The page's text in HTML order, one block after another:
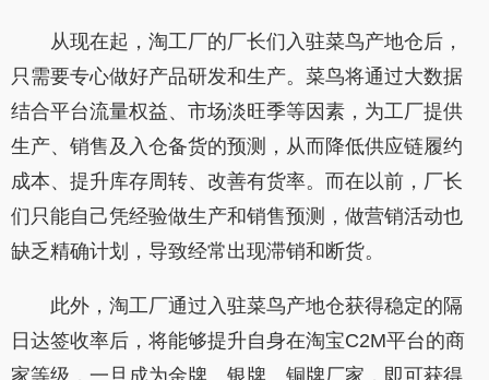
从现在起，淘工厂的厂长们入驻菜鸟产地仓后，
只需要专心做好产品研发和生产。菜鸟将通过大数据
结合平台流量权益、市场淡旺季等因素，为工厂提供
生产、销售及入仓备货的预测，从而降低供应链履约
成本、提升库存周转、改善有货率。而在以前，厂长
们只能自己凭经验做生产和销售预测，做营销活动也
缺乏精确计划，导致经常出现滞销和断货。
此外，淘工厂通过入驻菜鸟产地仓获得稳定的隔
日达签收率后，将能够提升自身在淘宝C2M平台的商